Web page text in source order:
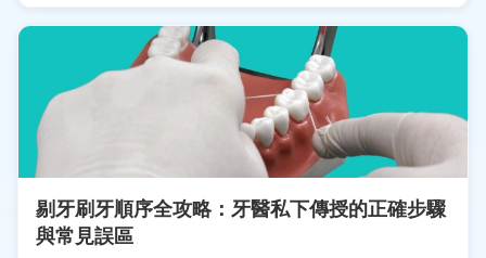
剔牙刷牙順序全攻略：牙醫私下傳授的正確步驟
與常見誤區